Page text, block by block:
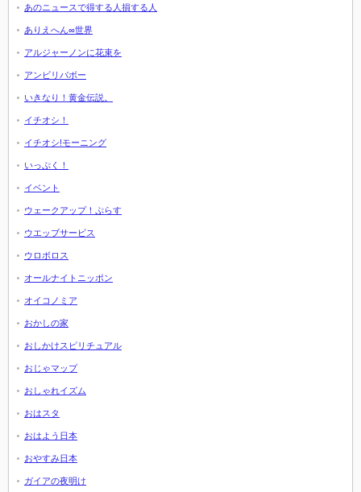
あのニュースで得する人損する人
ありえへん∞世界
アルジャーノンに花束を
アンビリバボー
いきなり！黄金伝説。
イチオシ！
イチオシ!モーニング
いっぷく！
イベント
ウェークアップ！ぷらす
ウエッブサービス
ウロボロス
オールナイトニッポン
オイコノミア
おかしの家
おしかけスピリチュアル
おじゃマップ
おしゃれイズム
おはスタ
おはよう日本
おやすみ日本
ガイアの夜明け